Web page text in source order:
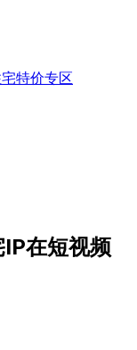
特价专区
在短视频